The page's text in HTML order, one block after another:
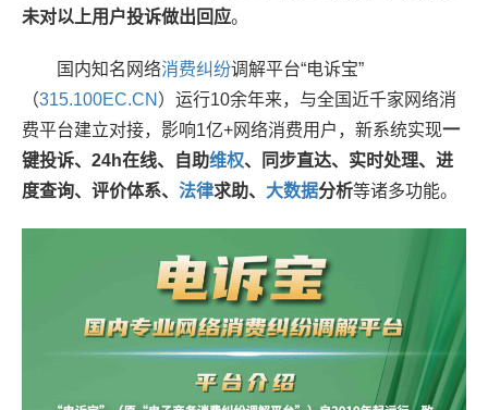
未对以上用户投诉做出回应。
国内知名网络消费纠纷调解平台“电诉宝”
（315.100EC.CN ）运行10余年来，与全国近千家网络消
费平台建立对接，影响1亿+网络消费用户，新系统实现一
键投诉、24h在线、自助维权、同步直达、实时处理、进
度查询、评价体系、 法律求助、 大数据分析等诸多功能。